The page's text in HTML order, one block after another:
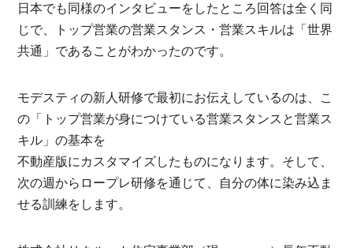
日本でも同様のインタビューをしたところ回答は全く同
じで、トップ営業の営業スタンス・営業スキルは「世界
共通」であることがわかったのです。
モデスティの新人研修で最初にお伝えしているのは、こ
の「トップ営業が身につけている営業スタンスと営業ス
キル」の基本を
不動産版にカスタマイズしたものになります。そして、
次の週からロープレ研修を通じて、自分の体に染み込ま
せる訓練をします。